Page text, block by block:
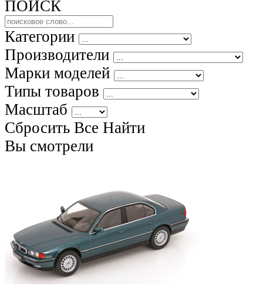
ПОИСК
Категории
Производители
Марки моделей
Типы товаров
Масштаб
Сбросить Все Найти
Вы смотрели